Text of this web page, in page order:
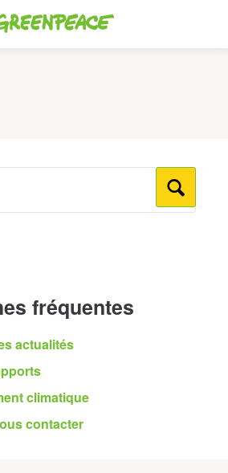
fréquentes
actualités
climatique
contacter